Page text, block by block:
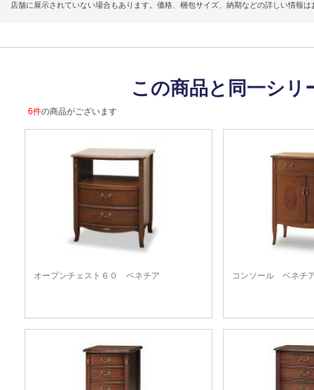
店舗に展示されていない場合もあります。価格、梱包サイズ、納期などの詳しい情報
この商品と同一シ
6件の商品がございます
オープンチェスト６０ ベネチア コンソール ベネチ